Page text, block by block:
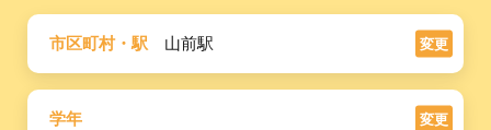
市区町村・駅 山前駅 変更
学年 変更